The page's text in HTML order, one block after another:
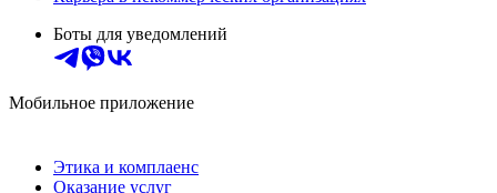
Боты для уведомлений
Мобильное приложение
Этика и комплаенс
Оказание услуг